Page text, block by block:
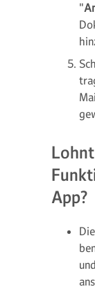
"
App?